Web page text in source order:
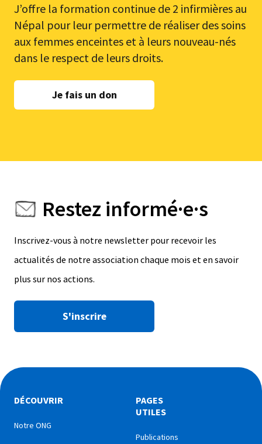
J’offre la formation continue de 2 infirmières au
Népal pour leur permettre de réaliser des soins
aux femmes enceintes et à leurs nouveau-nés
dans le respect de leurs droits.
Je fais un don
Restez informé·e·s
Inscrivez-vous à notre newsletter pour recevoir les
actualités de notre association chaque mois et en savoir
plus sur nos actions.
S'inscrire
DÉCOUVRIR
Notre ONG
PAGES
UTILES
Publications